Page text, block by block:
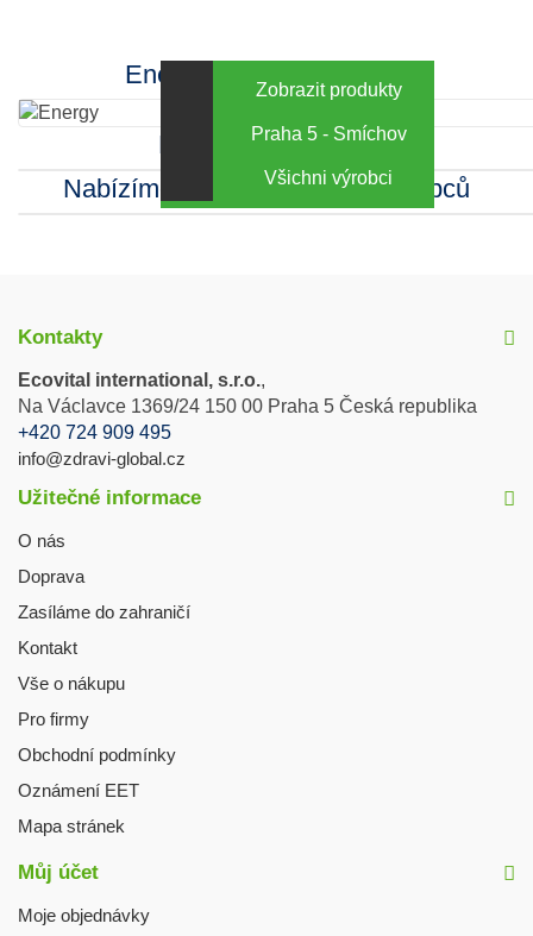
Energy za výhodné ceny
Zobrazit produkty
Kamenná prodejna
Praha 5 - Smíchov
Nabízíme sortiment mnoha výrobců
Všichni výrobci
Kontakty
Ecovital international, s.r.o.,
Na Václavce 1369/24 150 00 Praha 5 Česká republika
+420 724 909 495
info@zdravi-global.cz
Užitečné informace
O nás
Doprava
Zasíláme do zahraničí
Kontakt
Vše o nákupu
Pro firmy
Obchodní podmínky
Oznámení EET
Mapa stránek
Můj účet
Moje objednávky